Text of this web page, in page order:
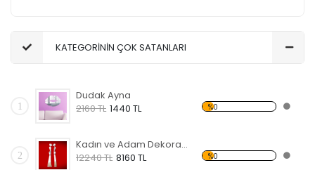
KATEGORİNİN ÇOK SATANLARI
1
Dudak Ayna
2160 TL 1440 TL %0
2
Kadın ve Adam Dekoratif Kırılmaz Ayna
12240 TL 8160 TL %0